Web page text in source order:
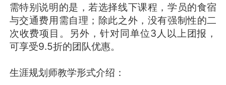
需特别说明的是，若选择线下课程，学员的食宿
与交通费用需自理；除此之外，没有强制性的二
次收费项目。另外，针对同单位3人以上团报，
可享受9.5折的团队优惠。
生涯规划师教学形式介绍：